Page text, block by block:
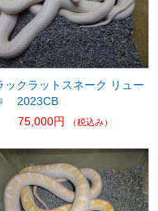
ックラットスネーク リュー
2023CB
75,000円
（税込み）